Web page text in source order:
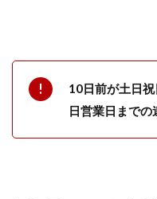
10日前が土日
日営業日までの